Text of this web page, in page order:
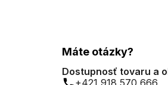
Máte otázky?
Dostupnosť tovaru a